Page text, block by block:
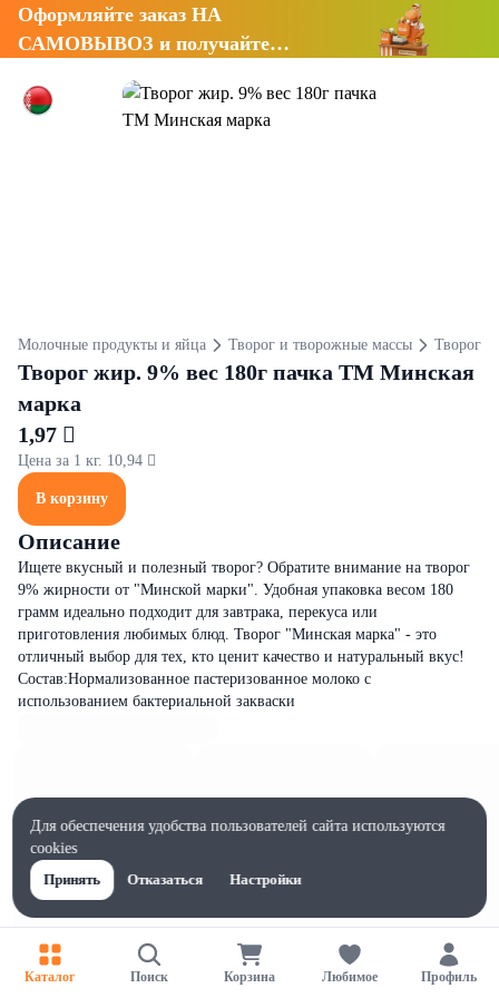
Оформляйте заказ НА
САМОВЫВОЗ и получайте
Молочные продукты и яйца Творог и творожные массы Творог
Творог жир. 9% вес 180г пачка ТМ Минская
марка
1,97 
Цена за 1 кг. 10,94 
В корзину
Описание
Ищете вкусный и полезный творог? Обратите внимание на творог
9% жирности от "Минской марки". Удобная упаковка весом 180
грамм идеально подходит для завтрака, перекуса или
приготовления любимых блюд. Творог "Минская марка" - это
отличный выбор для тех, кто ценит качество и натуральный вкус!
Состав:Нормализованное пастеризованное молоко с
использованием бактериальной закваски
Каталог Поиск Корзина Любимое Профиль
Для обеспечения удобства пользователей сайта используются
cookies
Принять
Отказаться Настройки